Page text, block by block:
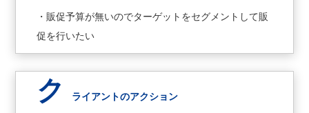
・販促予算が無いのでターゲットをセグメントして販
促を行いたい
ク ライアントのアクション